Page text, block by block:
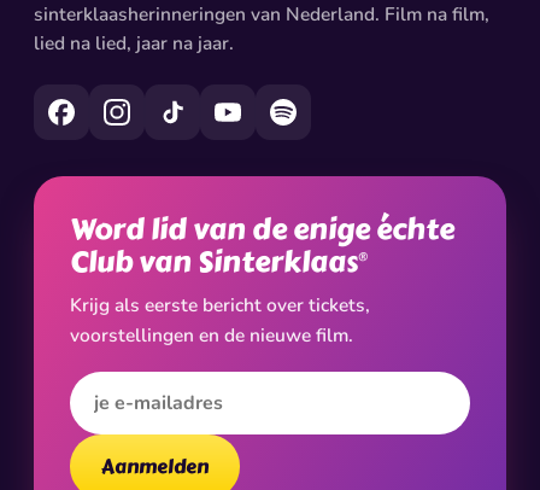
sinterklaasherinneringen van Nederland. Film na film,
lied na lied, jaar na jaar.
Word lid van de enige échte
Club van Sinterklaas®
Krijg als eerste bericht over tickets,
voorstellingen en de nieuwe film.
E-mailadres
Aanmelden